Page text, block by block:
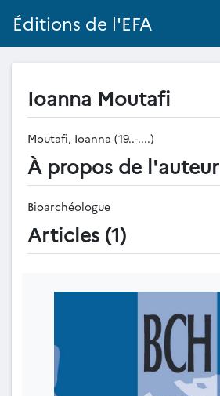
Éditions de l'EFA
Ioanna Moutafi
Moutafi, Ioanna (19..-....)
À propos de l'auteur
Bioarchéologue
Articles (1)